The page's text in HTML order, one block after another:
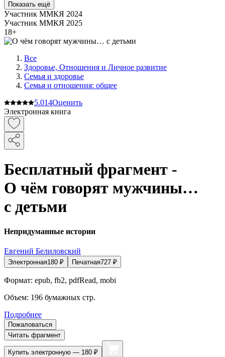
Показать ещё
Участник ММКЯ 2024
Участник ММКЯ 2025
18+
Все
Здоровье, Отношения и Личное развитие
Семья и здоровье
Семья и отношения: общее
5.014Оценить
Электронная книга
Бесплатный фрагмент -
О чём говорят мужчины…
с детьми
Непридуманные истории
Евгений Белиловский
Электронная180 ₽ Печатная727 ₽
Формат: epub, fb2, pdfRead, mobi
Объем: 196 бумажных стр.
Подробнее
Пожаловаться
Читать фрагмент
Купить электронную — 180 ₽